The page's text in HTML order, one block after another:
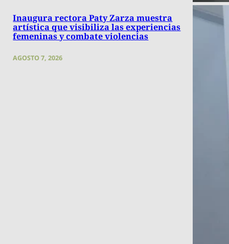
Inaugura rectora Paty Zarza muestra
artística que visibiliza las experiencias
femeninas y combate violencias
AGOSTO 7, 2026